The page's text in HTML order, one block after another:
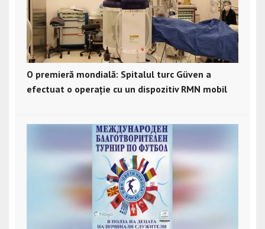
O premieră mondială: Spitalul turc Güven a
efectuat o operație cu un dispozitiv RMN mobil